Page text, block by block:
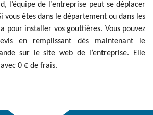
l’équipe de l’entreprise peut se déplacer
vous êtes dans le département ou dans les
pour installer vos gouttières. Vous pouvez
en remplissant dès maintenant le
sur le site web de l’entreprise. Elle
0 € de frais.